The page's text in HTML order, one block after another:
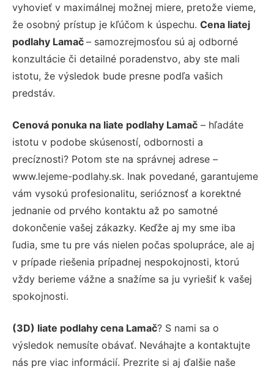
vyhovieť v maximálnej možnej miere, pretože vieme,
že osobný prístup je kľúčom k úspechu. Cena liatej
podlahy Lamač – samozrejmosťou sú aj odborné
konzultácie či detailné poradenstvo, aby ste mali
istotu, že výsledok bude presne podľa vašich
predstáv.
Cenová ponuka na liate podlahy Lamač – hľadáte
istotu v podobe skúseností, odbornosti a
precíznosti? Potom ste na správnej adrese –
www.lejeme-podlahy.sk. Inak povedané, garantujeme
vám vysokú profesionalitu, serióznosť a korektné
jednanie od prvého kontaktu až po samotné
dokončenie vašej zákazky. Keďže aj my sme iba
ľudia, sme tu pre vás nielen počas spolupráce, ale aj
v prípade riešenia prípadnej nespokojnosti, ktorú
vždy berieme vážne a snažíme sa ju vyriešiť k vašej
spokojnosti.
(3D) liate podlahy cena Lamač? S nami sa o
výsledok nemusíte obávať. Neváhajte a kontaktujte
nás pre viac informácií. Prezrite si aj ďalšie naše